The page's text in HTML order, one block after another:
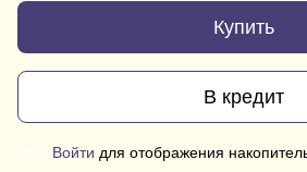
Купить
В кредит
Войти для отображения